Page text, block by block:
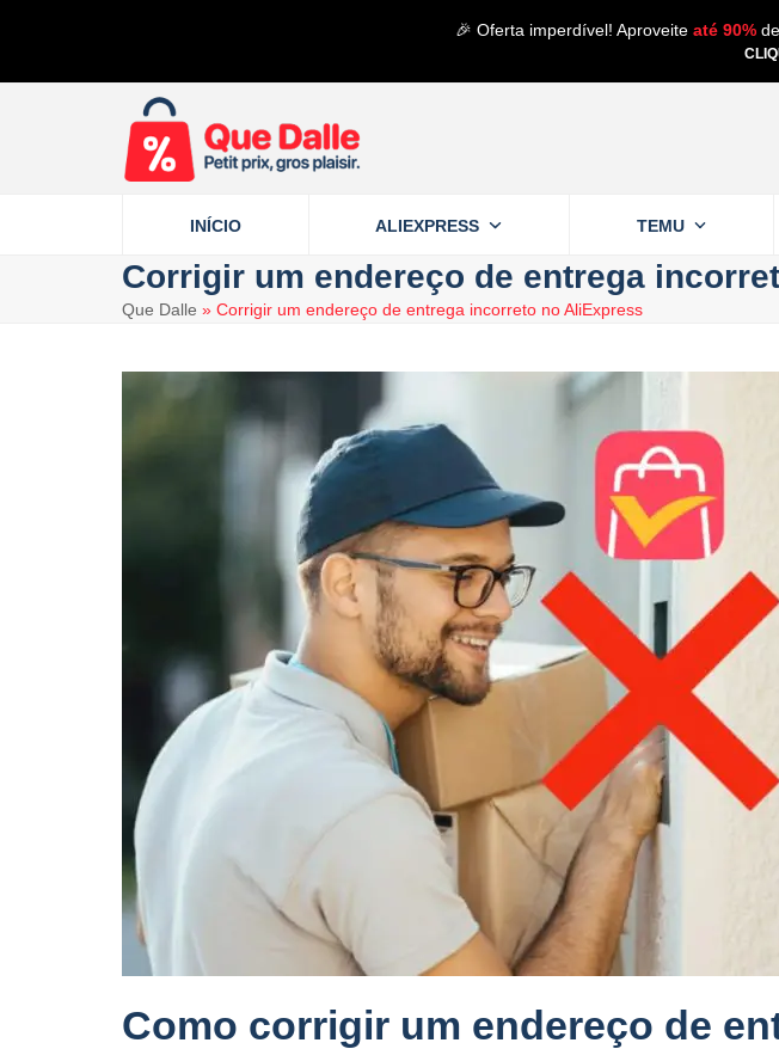
content
🎉 Oferta imperdível! Aproveite até 90%de
INÍCIO ALIEXPRESS TEMU
Corrigir um endereço de entrega
Que Dalle » Corrigir um endereço de entrega incorreto no AliExpress
Como corrigir um endereço de